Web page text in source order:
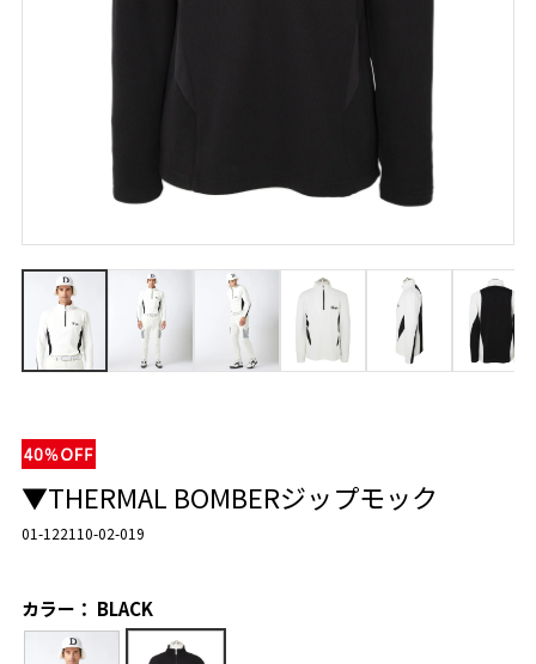
▼THERMAL BOMBERジップモック
01-122110-02-019
カラー： BLACK